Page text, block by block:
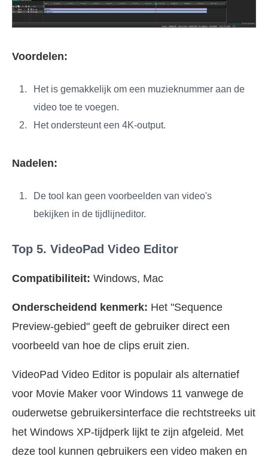
Voordelen:
Het is gemakkelijk om een muzieknummer aan de
video toe te voegen.
Het ondersteunt een 4K-output.
Nadelen:
De tool kan geen voorbeelden van video's
bekijken in de tijdlijneditor.
Top 5. VideoPad Video Editor
Compatibiliteit: Windows, Mac
Onderscheidend kenmerk: Het "Sequence
Preview-gebied" geeft de gebruiker direct een
voorbeeld van hoe de clips eruit zien.
VideoPad Video Editor is populair als alternatief
voor Movie Maker voor Windows 11 vanwege de
ouderwetse gebruikersinterface die rechtstreeks uit
het Windows XP-tijdperk lijkt te zijn afgeleid. Met
deze tool kunnen gebruikers een video maken en